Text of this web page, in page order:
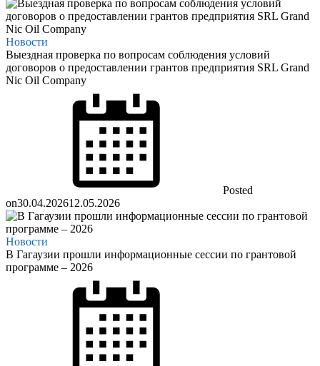
Новости
Выездная проверка по вопросам соблюдения условий
договоров о предоставлении грантов предприятия SRL Grand
Nic Oil Company
Posted
on30.04.202612.05.2026
Новости
В Гагаузии прошли информационные сессии по грантовой
программе – 2026